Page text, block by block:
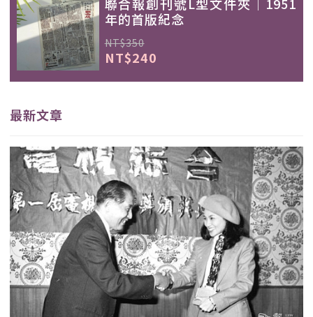
年的首版紀念
NT$350
NT$240
最新文章